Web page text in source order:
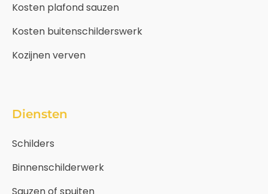
Kosten plafond sauzen
Kosten buitenschilderswerk
Kozijnen verven
Diensten
Schilders
Binnenschilderwerk